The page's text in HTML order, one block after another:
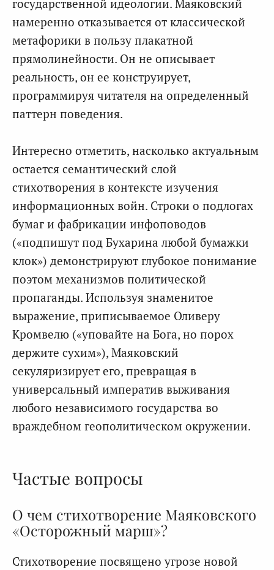
государственной идеологии. Маяковский
намеренно отказывается от классической
метафорики в пользу плакатной
прямолинейности. Он не описывает
реальность, он ее конструирует,
программируя читателя на определенный
паттерн поведения.
Интересно отметить, насколько актуальным
остается семантический слой
стихотворения в контексте изучения
информационных войн. Строки о подлогах
бумаг и фабрикации инфоповодов
(«подпишут под Бухарина любой бумажки
клок») демонстрируют глубокое понимание
поэтом механизмов политической
пропаганды. Используя знаменитое
выражение, приписываемое Оливеру
Кромвелю («уповайте на Бога, но порох
держите сухим»), Маяковский
секуляризирует его, превращая в
универсальный императив выживания
любого независимого государства во
враждебном геополитическом окружении.
Частые вопросы
О чем стихотворение Маяковского
«Осторожный марш»?
Стихотворение посвящено угрозе новой